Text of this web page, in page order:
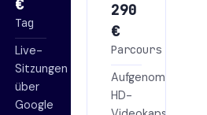
€
Tag
Live-
Sitzungen
über
Google
290
€
Parcours
Aufgenommene
HD-